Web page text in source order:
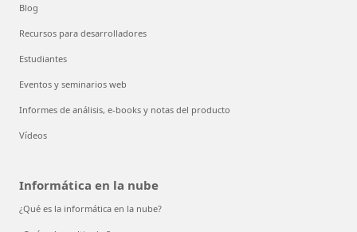
Blog
Recursos para desarrolladores
Estudiantes
Eventos y seminarios web
Informes de análisis, e-books y notas del producto
Vídeos
Informática en la nube
¿Qué es la informática en la nube?